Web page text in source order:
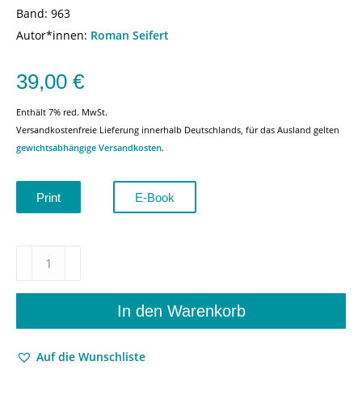
Band: 963
Autor*innen: Roman Seifert
39,00 €
Enthält 7% red. MwSt.
Versandkostenfreie Lieferung innerhalb Deutschlands, für das Ausland gelten
gewichtsabhängige Versandkosten.
Print E-Book
wuchernde
Versehrungen
Körpergrenze
In den Warenkorb
Auf die Wunschliste